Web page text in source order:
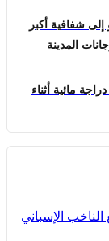
إلى شفافية أكبر
المدينة
مائية أثناء
الإسباني